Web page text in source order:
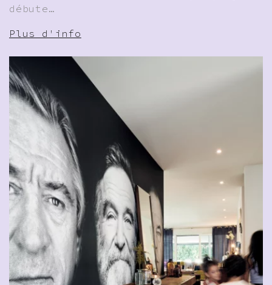
débute…
Plus d'info